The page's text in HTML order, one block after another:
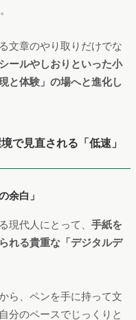
文章のやり取りだけでな
ールやしおりといった小
と体験」の場へと進化し
で見直される「低速」
余白」
現代人にとって、 手紙を
れる貴重な「デジタルデ
ら、ペンを手に持って文
分のペースでじっくりと